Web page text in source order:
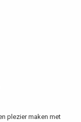
plezier maken met